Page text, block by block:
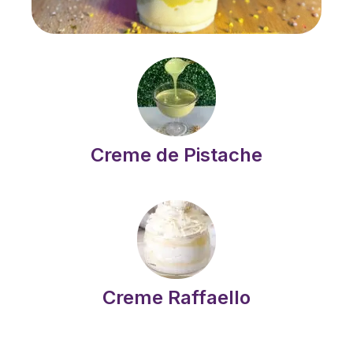
Creme de Pistache
Creme Raffaello